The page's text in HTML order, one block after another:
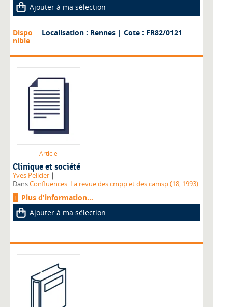
Ajouter à ma sélection
Dispo
nible
Localisation : Rennes | Cote : FR82/0121
Article
Clinique et société
Yves Pelicier |
DansConfluences. La revue des cmpp et des camsp (18, 1993)
Plus d'information...
Ajouter à ma sélection